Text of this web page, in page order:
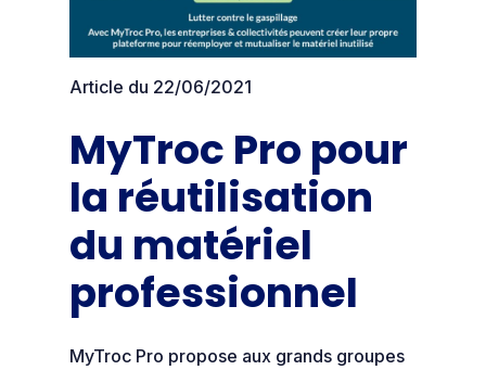
Article du 22/06/2021
MyTroc Pro pour
la réutilisation
du matériel
professionnel
MyTroc Pro propose aux grands groupes